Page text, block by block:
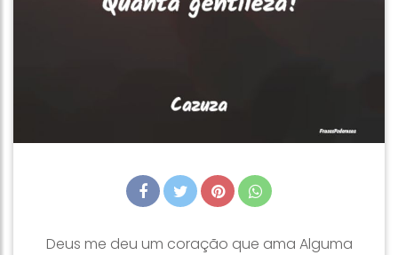
Deus me deu um coração que ama Alguma